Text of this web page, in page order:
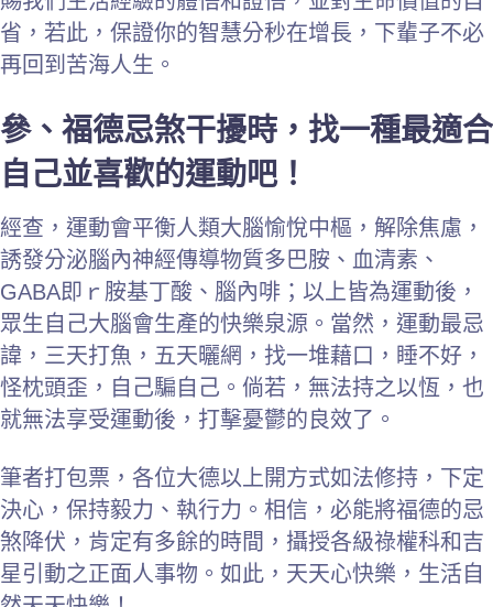
省，若此，保證你的智慧分秒在增長，下輩子不必
再回到苦海人生。
參、福德忌煞干擾時，找一種最適合
自己並喜歡的運動吧！
經查，運動會平衡人類大腦愉悅中樞，解除焦慮，
誘發分泌腦內神經傳導物質多巴胺、血清素、
GABA即ｒ胺基丁酸、腦內啡；以上皆為運動後，
眾生自己大腦會生產的快樂泉源。當然，運動最忌
諱，三天打魚，五天曬網，找一堆藉口，睡不好，
怪枕頭歪，自己騙自己。倘若，無法持之以恆，也
就無法享受運動後，打擊憂鬱的良效了。
筆者打包票，各位大德以上開方式如法修持，下定
決心，保持毅力、執行力。相信，必能將福德的忌
煞降伏，肯定有多餘的時間，攝授各級祿權科和吉
星引動之正面人事物。如此，天天心快樂，生活自